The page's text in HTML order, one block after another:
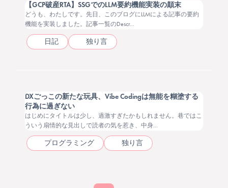
【GCP破産RTA】SSGでのLLM要約機能実装の顛末
どうも、わたしです。先日、このブログにLLMによる記事の要約
機能を実装しました。記事一覧のDescr...
日記 独り言
DXごっこの新たな玩具、Vibe Codingは無能を糊塗する
行為に過ぎない
はじめにタイトルは少し、過激すぎたかもしれません。巷ではこ
ういう扇情的な見出しで読者の気を惹き、中身...
プログラミング 独り言